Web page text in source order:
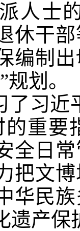
人士
休干
编制
划。
了习
的重要
全日
把文
华民
遗产保